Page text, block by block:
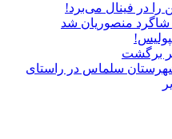
را در فینال می‌برد!
منصوریان شد
برگشت
شهرستان سلماس در راستای